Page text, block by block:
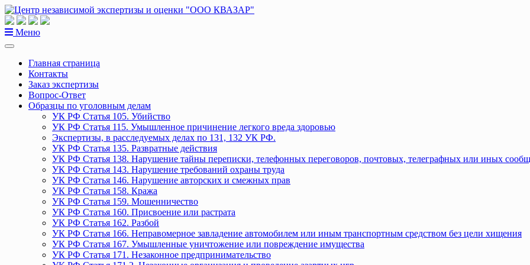
Перейти
к
содержанию
Меню
Главная страница
Контакты
Заказ экспертизы
Вопрос-Ответ
Образцы по уголовным делам
УК РФ Статья 105. Убийство
УК РФ Статья 115. Умышленное причинение легкого вреда здоровью
Экспертизы, в расследуемых делах по 131, 132 УК РФ.
УК РФ Статья 135. Развратные действия
УК РФ Статья 138. Нарушение тайны переписки, телефонных переговоров, почтовых, телеграфных или иных
УК РФ Статья 143. Нарушение требований охраны труда
УК РФ Статья 146. Нарушение авторских и смежных прав
УК РФ Статья 158. Кража
УК РФ Статья 159. Мошенничество
УК РФ Статья 160. Присвоение или растрата
УК РФ Статья 162. Разбой
УК РФ Статья 166. Неправомерное завладение автомобилем или иным транспортным средством без цели хищения
УК РФ Статья 167. Умышленные уничтожение или повреждение имущества
УК РФ Статья 171. Незаконное предпринимательство